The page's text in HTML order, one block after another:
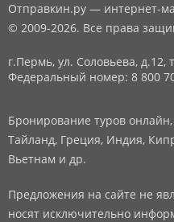
Отправкин.ру — интернет-
© 2009-2026. Все права
г.Пермь, ул. Соловьева, д.12,
Федеральный номер: 8 800
Бронирование туров
Тайланд, Греция, Индия,
Вьетнам и др.
Предложения на сайте не
носят исключительно